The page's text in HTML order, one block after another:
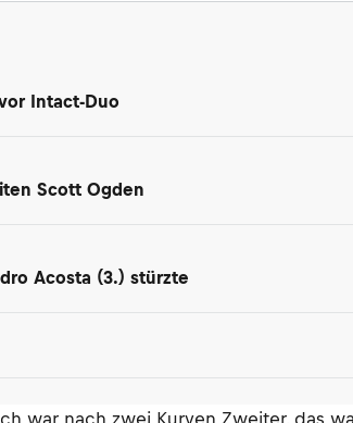
Intact-Duo
Scott Ogden
Acosta (3.) stürzte
war nach zwei Kurven Zweiter, das